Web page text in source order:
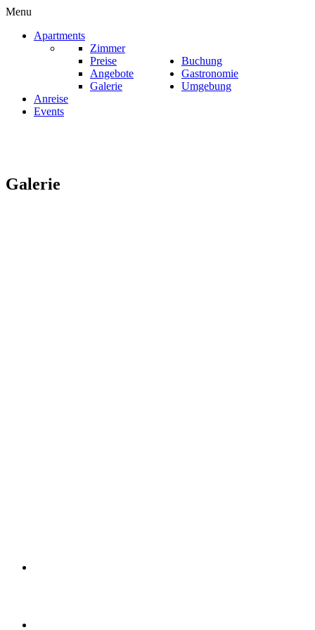
Menu
Apartments
Zimmer
Preise
Angebote
Galerie
Buchung
Gastronomie
Umgebung
Anreise
Events
Galerie